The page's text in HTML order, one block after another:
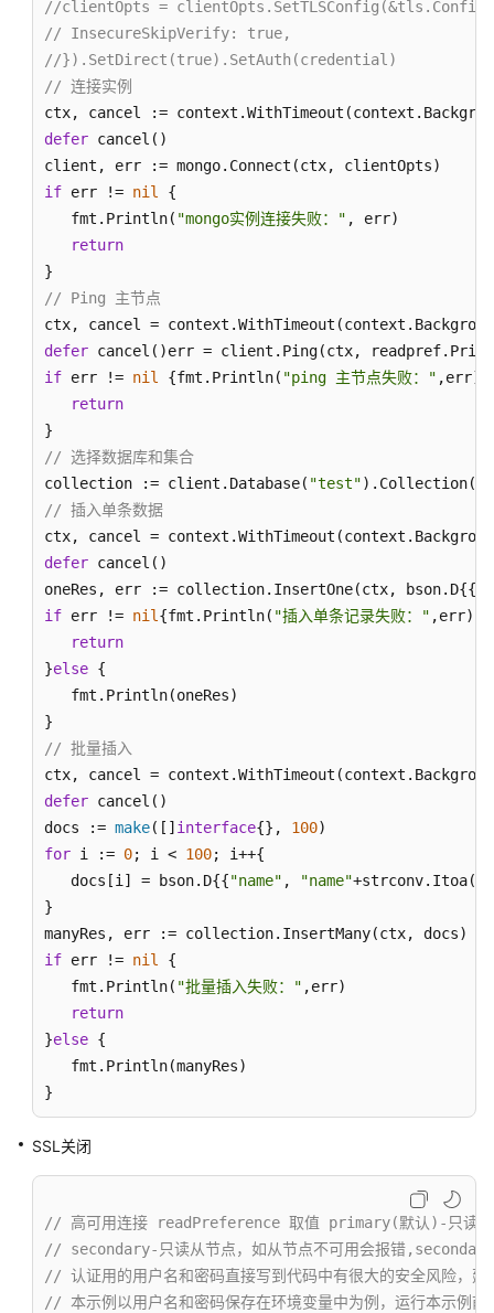
用
程
序
开
发
教
程
开
发
侧
通
用
参
数
配
置
基
于
发
于
Python
开
基
于
Golang
接
数
据
库
//clientOpts = clientOpts.SetTLSConfig(&tls.Config
// InsecureSkipVerify: true,
//}).SetDirect(true).SetAuth(credential)
// 连接实例
ctx, cancel :=
defer cancel()
if err != nil
{
   fmt.Println(
"mongo实例连接失败：" , err)
return
// Ping 主节点
ctx, cancel =
defer
if err != nil {fmt.Println( "ping 主节点失败：" ,err)
return
// 选择数据库和集合
collection := client.Database( "test").Collection(
// 插入单条数据
ctx, cancel =
defer cancel()
oneRes, err := collection.InsertOne(ctx, bson.D{{
if err != nil {fmt.Println( "插入单条记录失败：" ,err)
return
}else {
   fmt.Println(oneRes)
// 批量插入
ctx, cancel =
defer cancel()
docs := make([] interface{}, 100
for i := 0; i < 100; i++{
   docs[i] = bson.D{{
"name" , "name"
}
if err != nil
{
   fmt.Println(
"批量插入失败：" ,err)
return
}else {
   fmt.Println(manyRes)
}
SSL关闭
// 高可用连接 readPreference 取值 primary(默认)-只读主
// secondary-只读从节点，如从节点不可用会报错
// 认证用的用户名和密码直接写到代码中有很大的安全风险，
// 本示例以用户名和密码保存在环境变量中为例，运行本示例前请